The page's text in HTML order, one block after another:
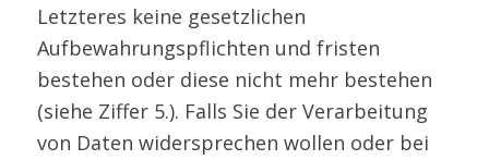
Letzteres keine gesetzlichen
Aufbewahrungspflichten und fristen
bestehen oder diese nicht mehr bestehen
(siehe Ziffer 5.). Falls Sie der Verarbeitung
von Daten widersprechen wollen oder bei